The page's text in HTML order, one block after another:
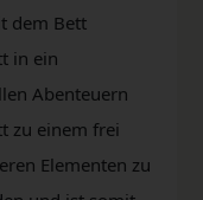
dem Bett
in ein
Abenteuern
zu einem frei
Elementen zu